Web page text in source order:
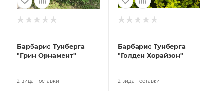
Барбарис Тунберга
"Грин Орнамент"
2 вида поставки
Барбарис Тунберга
"Голден Хорайзон"
2 вида поставки